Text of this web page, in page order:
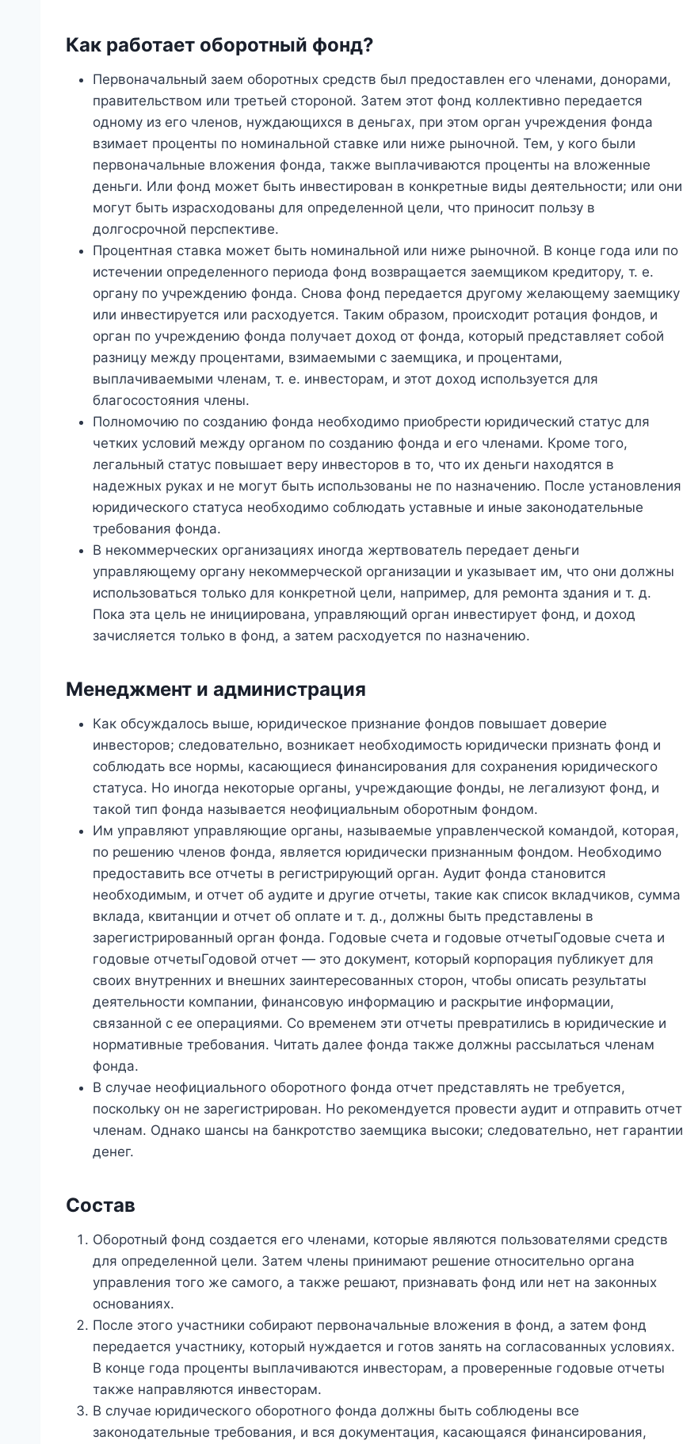
Как работает оборотный фонд?
Первоначальный заем оборотных средств был предоставлен его членами, донорами,
правительством или третьей стороной. Затем этот фонд коллективно передается
одному из его членов, нуждающихся в деньгах, при этом орган учреждения фонда
взимает проценты по номинальной ставке или ниже рыночной. Тем, у кого были
первоначальные вложения фонда, также выплачиваются проценты на вложенные
деньги. Или фонд может быть инвестирован в конкретные виды деятельности; или они
могут быть израсходованы для определенной цели, что приносит пользу в
долгосрочной перспективе.
Процентная ставка может быть номинальной или ниже рыночной. В конце года или по
истечении определенного периода фонд возвращается заемщиком кредитору, т. е.
органу по учреждению фонда. Снова фонд передается другому желающему заемщику
или инвестируется или расходуется. Таким образом, происходит ротация фондов, и
орган по учреждению фонда получает доход от фонда, который представляет собой
разницу между процентами, взимаемыми с заемщика, и процентами,
выплачиваемыми членам, т. е. инвесторам, и этот доход используется для
благосостояния члены.
Полномочию по созданию фонда необходимо приобрести юридический статус для
четких условий между органом по созданию фонда и его членами. Кроме того,
легальный статус повышает веру инвесторов в то, что их деньги находятся в
надежных руках и не могут быть использованы не по назначению. После установления
юридического статуса необходимо соблюдать уставные и иные законодательные
требования фонда.
В некоммерческих организациях иногда жертвователь передает деньги
управляющему органу некоммерческой организации и указывает им, что они должны
использоваться только для конкретной цели, например, для ремонта здания и т. д.
Пока эта цель не инициирована, управляющий орган инвестирует фонд, и доход
зачисляется только в фонд, а затем расходуется по назначению.
Менеджмент и администрация
Как обсуждалось выше, юридическое признание фондов повышает доверие
инвесторов; следовательно, возникает необходимость юридически признать фонд и
соблюдать все нормы, касающиеся финансирования для сохранения юридического
статуса. Но иногда некоторые органы, учреждающие фонды, не легализуют фонд, и
такой тип фонда называется неофициальным оборотным фондом.
Им управляют управляющие органы, называемые управленческой командой, которая,
по решению членов фонда, является юридически признанным фондом. Необходимо
предоставить все отчеты в регистрирующий орган. Аудит фонда становится
необходимым, и отчет об аудите и другие отчеты, такие как список вкладчиков, сумма
вклада, квитанции и отчет об оплате и т. д., должны быть представлены в
зарегистрированный орган фонда. Годовые счета и годовые отчетыГодовые счета и
годовые отчетыГодовой отчет — это документ, который корпорация публикует для
своих внутренних и внешних заинтересованных сторон, чтобы описать результаты
деятельности компании, финансовую информацию и раскрытие информации,
связанной с ее операциями. Со временем эти отчеты превратились в юридические и
нормативные требования. Читать далее фонда также должны рассылаться членам
фонда.
В случае неофициального оборотного фонда отчет представлять не требуется,
поскольку он не зарегистрирован. Но рекомендуется провести аудит и отправить отчет
членам. Однако шансы на банкротство заемщика высоки; следовательно, нет гарантии
денег.
Состав
Оборотный фонд создается его членами, которые являются пользователями средств
для определенной цели. Затем члены принимают решение относительно органа
управления того же самого, а также решают, признавать фонд или нет на законных
основаниях.
После этого участники собирают первоначальные вложения в фонд, а затем фонд
передается участнику, который нуждается и готов занять на согласованных условиях.
В конце года проценты выплачиваются инвесторам, а проверенные годовые отчеты
также направляются инвесторам.
В случае юридического оборотного фонда должны быть соблюдены все
законодательные требования, и вся документация, касающаяся финансирования,